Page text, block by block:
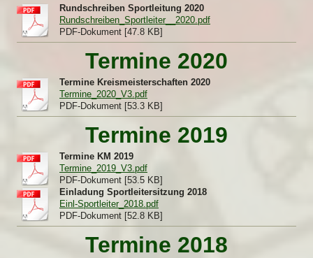
Rundschreiben Sportleitung 2020
Rundschreiben_Sportleiter__2020.pdf
PDF-Dokument [47.8 KB]
Termine 2020
Termine Kreismeisterschaften 2020
Termine_2020_V3.pdf
PDF-Dokument [53.3 KB]
Termine 2019
Termine KM 2019
Termine_2019­_V3.pdf
PDF-Dokument [53.5 KB]
Einladung Sportleitersitzung 2018
Einl-Sportleiter_2018.pdf
PDF-Dokument [52.8 KB]
Termine 2018